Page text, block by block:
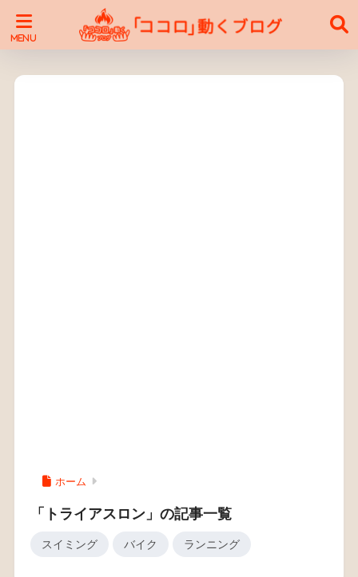
ホーム
「トライアスロン」の記事一覧
スイミング バイク ランニング